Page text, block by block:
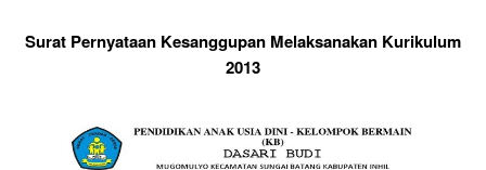
Surat Pernyataan Kesanggupan Melaksanakan Kurikulum
2013